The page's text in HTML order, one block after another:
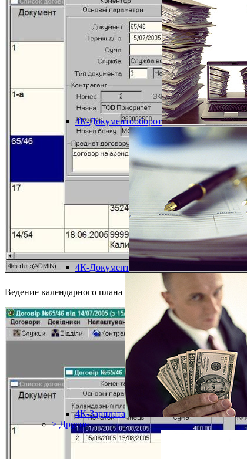
4К-Документооборот
4К-Документ
4К-Зарплата
> Другие
Ведение календарного плана по договору: